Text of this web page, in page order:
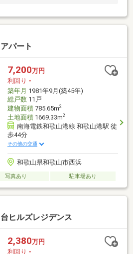
パート
7,200万円
利回り -
築年月 1981年9月(築45年)
総戸数11戸
建物面積785.65m2
土地面積1669.33m2
南海電鉄和歌山港線 和歌山港駅 徒
歩44分
その他の交通
和歌山県和歌山市西浜
写真あり 駐車場あり
ヒルズレジデンス
2,380万円
利回り -